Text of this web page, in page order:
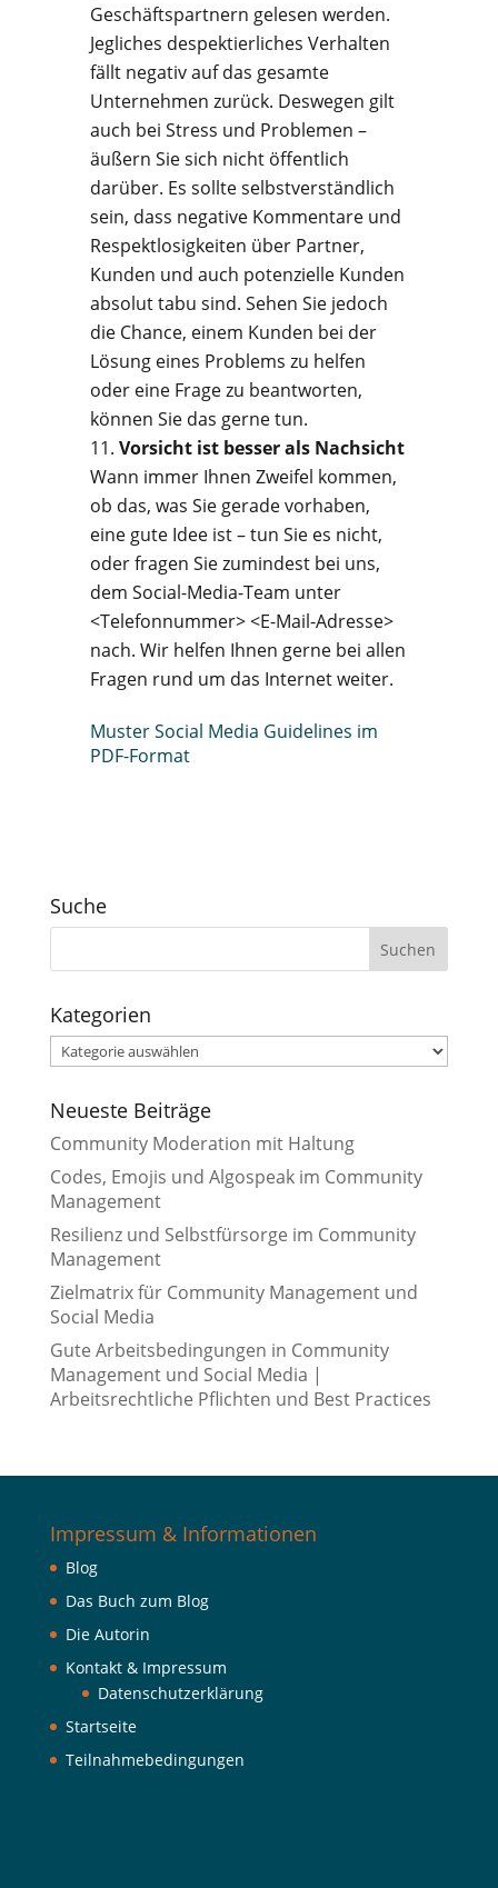
Geschäftspartnern gelesen werden.
Jegliches despektierliches Verhalten
fällt negativ auf das gesamte
Unternehmen zurück. Deswegen gilt
auch bei Stress und Problemen –
äußern Sie sich nicht öffentlich
darüber. Es sollte selbstverständlich
sein, dass negative Kommentare und
Respektlosigkeiten über Partner,
Kunden und auch potenzielle Kunden
absolut tabu sind. Sehen Sie jedoch
die Chance, einem Kunden bei der
Lösung eines Problems zu helfen
oder eine Frage zu beantworten,
können Sie das gerne tun.
Vorsicht ist besser als Nachsicht
Wann immer Ihnen Zweifel kommen,
ob das, was Sie gerade vorhaben,
eine gute Idee ist – tun Sie es nicht,
oder fragen Sie zumindest bei uns,
dem Social-Media-Team unter
<Telefonnummer> <E-Mail-Adresse>
nach. Wir helfen Ihnen gerne bei allen
Fragen rund um das Internet weiter.
Muster Social Media Guidelines im
PDF-Format
Suche
Kategorien
Kategorien
Neueste Beiträge
Community Moderation mit Haltung
Codes, Emojis und Algospeak im Community
Management
Resilienz und Selbstfürsorge im Community
Management
Zielmatrix für Community Management und
Social Media
Gute Arbeitsbedingungen in Community
Management und Social Media |
Arbeitsrechtliche Pflichten und Best Practices
Impressum & Informationen
Blog
Das Buch zum Blog
Die Autorin
Kontakt & Impressum
Datenschutzerklärung
Startseite
Teilnahmebedingungen